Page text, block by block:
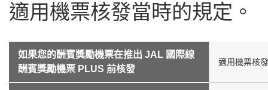
適用機票核發當時的規定。
如果您的酬賓獎勵機票在推出 JAL 國際線
酬賓獎勵機票 PLUS 前核發
適用機票核